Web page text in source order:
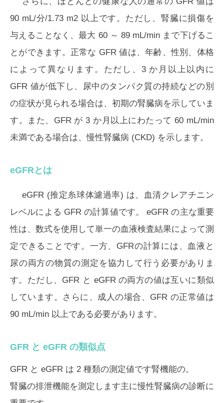
90 mL/分/1.73 m2 以上です。ただし、腎臓に損傷を
与えることなく、最大 60 ～ 89 mL/min まで下げるこ
とができます。正常な GFR 値は、年齢、性別、体格
によって異なります。ただし、3 か月以上以内に
GFR 値が低下し、尿中のタンパク質の持続などの別
の症状が見られる場合は、初期の腎臓病を示していま
す。また、GFR が 3 か月以上にわたって 60 mL/min
未満である場合は、慢性腎臓病 (CKD) を示します。
eGFRとは
eGFR (推定糸球体濾過率) は、血清クレアチニン
レベルによる GFR の計算値です。 eGFR の主な重要
性は、数式を使用して単一の血液検査結果によって測
定できることです。一方、GFRの計算には、血液と
尿の両方の物質の測定を協力して行う必要がありま
す。ただし、GFR と eGFR の両方の値は互いに類似
しています。さらに、成人の場合、GFR の正常値は
90 mL/min 以上である必要があります。
GFR と eGFR の類似点
GFR と eGFR は 2 種類の測定値です腎機能の。
腎臓の排泄機能を測定します主に慢性腎臓病の診断に